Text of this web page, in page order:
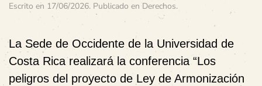
Escrito en 17/06/2026. Publicado en Derechos.
La Sede de Occidente de la Universidad de
Costa Rica realizará la conferencia “Los
peligros del proyecto de Ley de Armonización